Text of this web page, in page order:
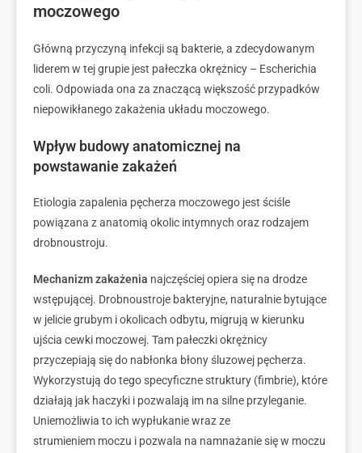
moczowego
Główną przyczyną infekcji są bakterie, a zdecydowanym
liderem w tej grupie jest pałeczka okrężnicy – Escherichia
coli. Odpowiada ona za znaczącą większość przypadków
niepowikłanego zakażenia układu moczowego.
Wpływ budowy anatomicznej na
powstawanie zakażeń
Etiologia zapalenia pęcherza moczowego jest ściśle
powiązana z anatomią okolic intymnych oraz rodzajem
drobnoustroju.
Mechanizm zakażenia najczęściej opiera się na drodze
wstępującej. Drobnoustroje bakteryjne, naturalnie bytujące
w jelicie grubym i okolicach odbytu, migrują w kierunku
ujścia cewki moczowej. Tam pałeczki okrężnicy
przyczepiają się do nabłonka błony śluzowej pęcherza.
Wykorzystują do tego specyficzne struktury (fimbrie), które
działają jak haczyki i pozwalają im na silne przyleganie.
Uniemożliwia to ich wypłukanie wraz ze
strumieniem moczu i pozwala na namnażanie się w moczu